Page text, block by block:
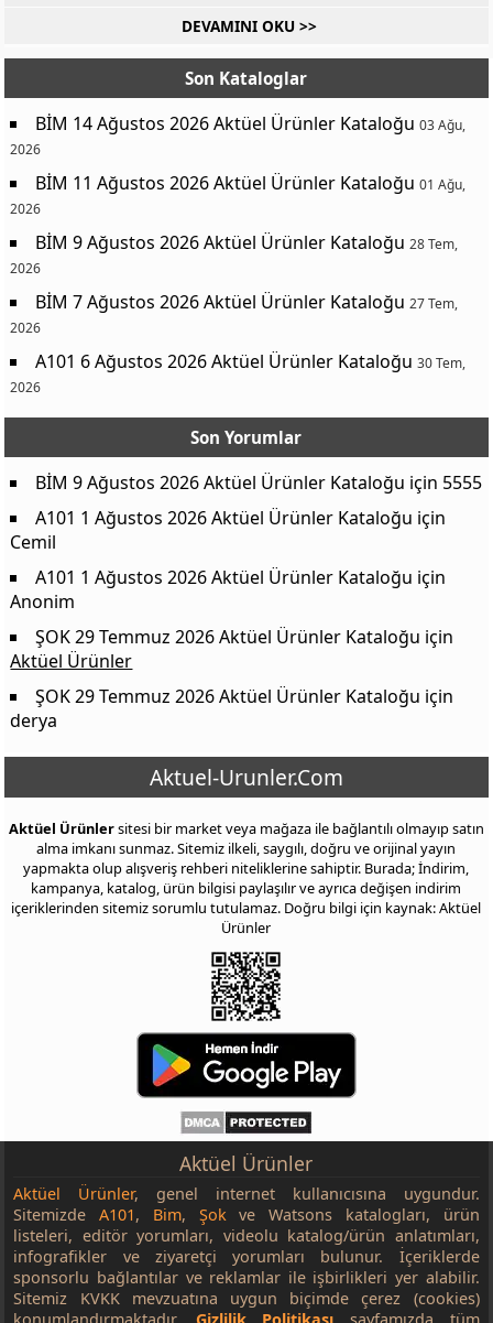
DEVAMINI OKU >>
Son Kataloglar
BİM 14 Ağustos 2026 Aktüel Ürünler Kataloğu 03 Ağu,
2026
BİM 11 Ağustos 2026 Aktüel Ürünler Kataloğu 01 Ağu,
2026
BİM 9 Ağustos 2026 Aktüel Ürünler Kataloğu 28 Tem,
2026
BİM 7 Ağustos 2026 Aktüel Ürünler Kataloğu 27 Tem,
2026
A101 6 Ağustos 2026 Aktüel Ürünler Kataloğu 30 Tem,
2026
Son Yorumlar
BİM 9 Ağustos 2026 Aktüel Ürünler Kataloğu için 5555
A101 1 Ağustos 2026 Aktüel Ürünler Kataloğu için
Cemil
A101 1 Ağustos 2026 Aktüel Ürünler Kataloğu için
Anonim
ŞOK 29 Temmuz 2026 Aktüel Ürünler Kataloğu için
Aktüel Ürünler
ŞOK 29 Temmuz 2026 Aktüel Ürünler Kataloğu için
derya
Aktuel-Urunler.Com
Aktüel Ürünlersitesi bir market veya mağaza ile bağlantılı olmayıp satın
alma imkanı sunmaz. Sitemiz ilkeli, saygılı, doğru ve orijinal yayın
yapmakta olup alışveriş rehberi niteliklerine sahiptir. Burada; İndirim,
kampanya, katalog, ürün bilgisi paylaşılır ve ayrıca değişen indirim
içeriklerinden sitemiz sorumlu tutulamaz. Doğru bilgi için kaynak: Aktüel
Ürünler
Aktüel Ürünler
Aktüel Ürünler, genel internet kullanıcısına uygundur.
SitemizdeA101, Bim, Şokve Watsons katalogları, ürün
listeleri, editör yorumları, videolu katalog/ürün anlatımları,
infografikler ve ziyaretçi yorumları bulunur. İçeriklerde
sponsorlu bağlantılar ve reklamlar ile işbirlikleri yer alabilir.
Sitemiz KVKK mevzuatına uygun biçimde çerez (cookies)